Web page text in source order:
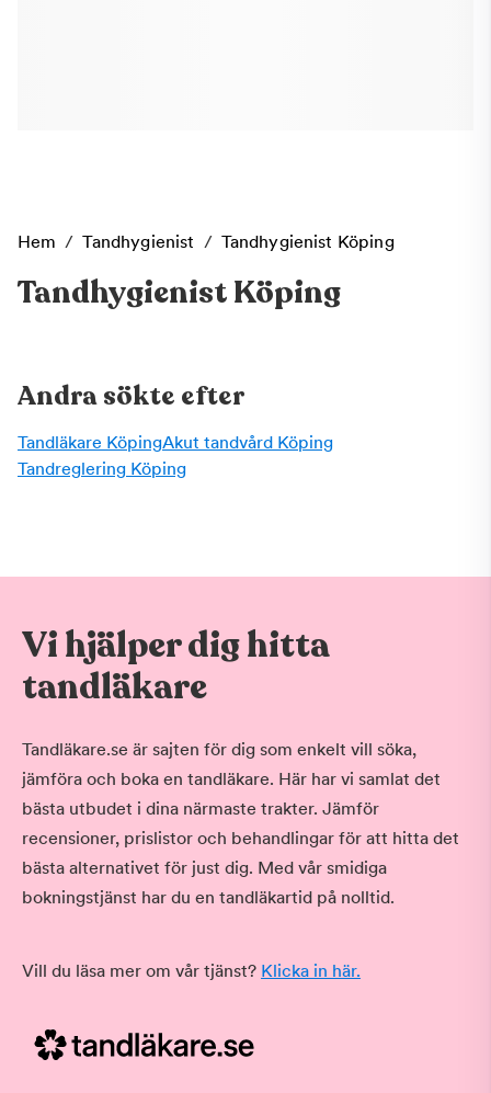
Hem / Tandhygienist / Tandhygienist Köping
Tandhygienist Köping
Andra sökte efter
Tandläkare KöpingAkut tandvård Köping
Tandreglering Köping
Vi hjälper dig hitta
tandläkare
Tandläkare.se är sajten för dig som enkelt vill söka,
jämföra och boka en tandläkare. Här har vi samlat det
bästa utbudet i dina närmaste trakter. Jämför
recensioner, prislistor och behandlingar för att hitta det
bästa alternativet för just dig. Med vår smidiga
bokningstjänst har du en tandläkartid på nolltid.
Vill du läsa mer om vår tjänst? Klicka in här.